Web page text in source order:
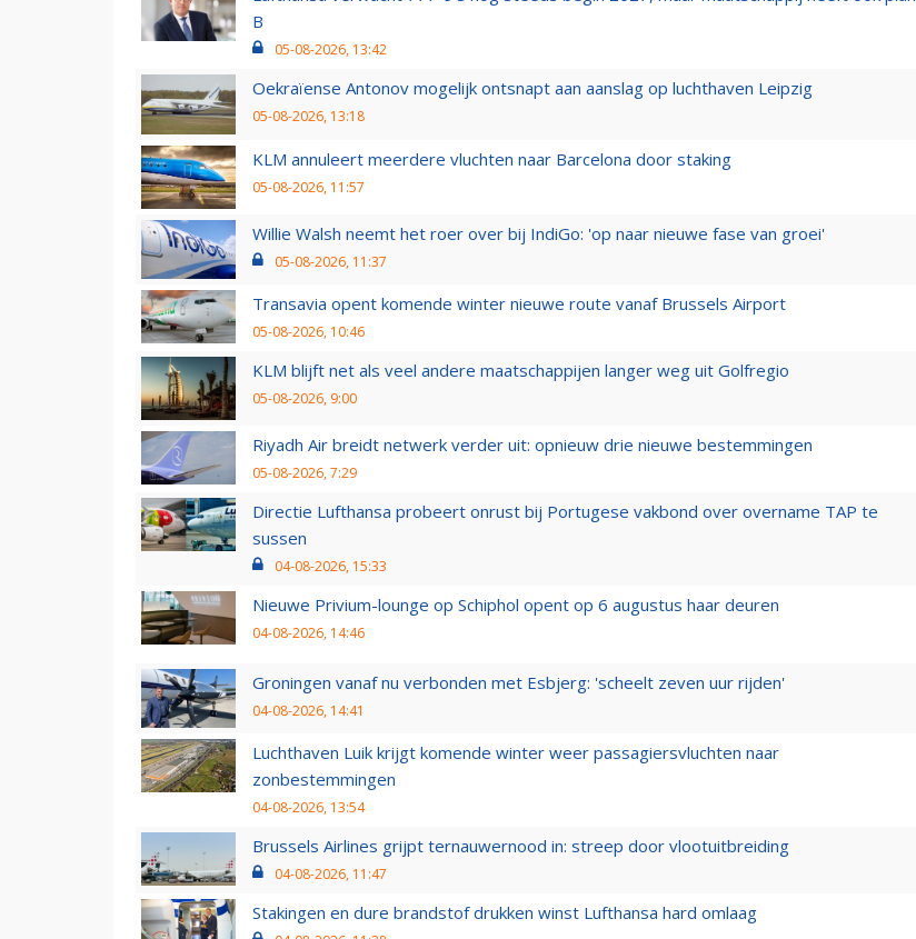
B
05-08-2026, 13:42
Oekraïense Antonov mogelijk ontsnapt aan aanslag op luchthaven Leipzig
05-08-2026, 13:18
KLM annuleert meerdere vluchten naar Barcelona door staking
05-08-2026, 11:57
Willie Walsh neemt het roer over bij IndiGo: 'op naar nieuwe fase van groei'
05-08-2026, 11:37
Transavia opent komende winter nieuwe route vanaf Brussels Airport
05-08-2026, 10:46
KLM blijft net als veel andere maatschappijen langer weg uit Golfregio
05-08-2026, 9:00
Riyadh Air breidt netwerk verder uit: opnieuw drie nieuwe bestemmingen
05-08-2026, 7:29
Directie Lufthansa probeert onrust bij Portugese vakbond over overname TAP te
sussen
04-08-2026, 15:33
Nieuwe Privium-lounge op Schiphol opent op 6 augustus haar deuren
04-08-2026, 14:46
Groningen vanaf nu verbonden met Esbjerg: 'scheelt zeven uur rijden'
04-08-2026, 14:41
Luchthaven Luik krijgt komende winter weer passagiersvluchten naar
zonbestemmingen
04-08-2026, 13:54
Brussels Airlines grijpt ternauwernood in: streep door vlootuitbreiding
04-08-2026, 11:47
Stakingen en dure brandstof drukken winst Lufthansa hard omlaag